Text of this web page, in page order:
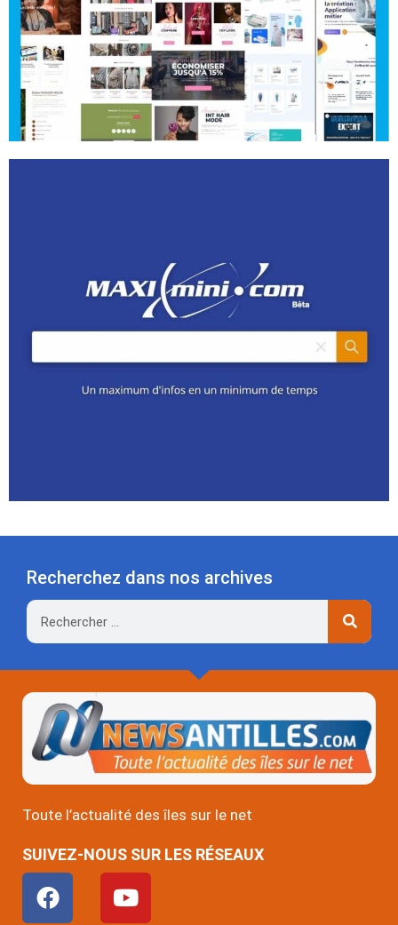
Recherchez dans nos archives
Rechercher
Toute l’actualité des îles sur le net
SUIVEZ-NOUS SUR LES RÉSEAUX
F
a
Y
o